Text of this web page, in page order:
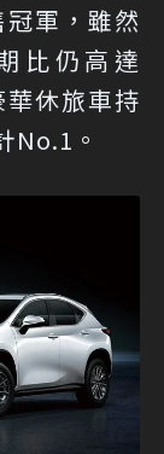
軍，雖然
比仍高達
休旅車持
No.1。